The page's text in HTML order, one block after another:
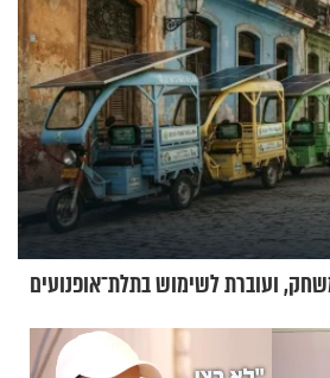
ועוברת לשימוש בתלת־אופנועים